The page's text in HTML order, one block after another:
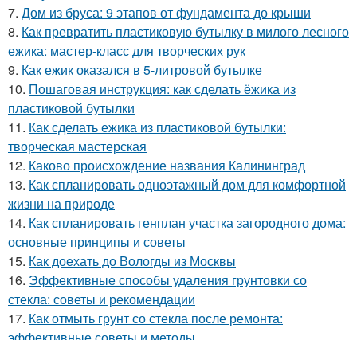
7. Дом из бруса: 9 этапов от фундамента до крыши
8. Как превратить пластиковую бутылку в милого лесного
ежика: мастер-класс для творческих рук
9. Как ежик оказался в 5-литровой бутылке
10. Пошаговая инструкция: как сделать ёжика из
пластиковой бутылки
11. Как сделать ежика из пластиковой бутылки:
творческая мастерская
12. Каково происхождение названия Калининград
13. Как спланировать одноэтажный дом для комфортной
жизни на природе
14. Как спланировать генплан участка загородного дома:
основные принципы и советы
15. Как доехать до Вологды из Москвы
16. Эффективные способы удаления грунтовки со
стекла: советы и рекомендации
17. Как отмыть грунт со стекла после ремонта: